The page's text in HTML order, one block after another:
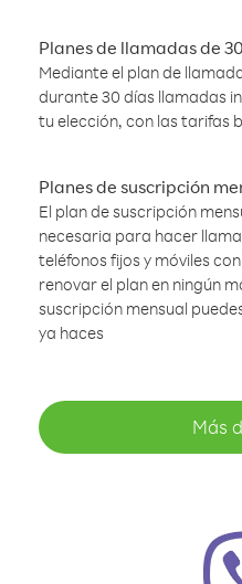
Planes de llamadas de
Mediante el plan de
durante 30 días llamadas
tu elección, con las tarifas
Planes de suscripción
El plan de suscripción
necesaria para hacer
teléfonos fijos y móviles
renovar el plan en ningún
suscripción mensual
ya haces
Más